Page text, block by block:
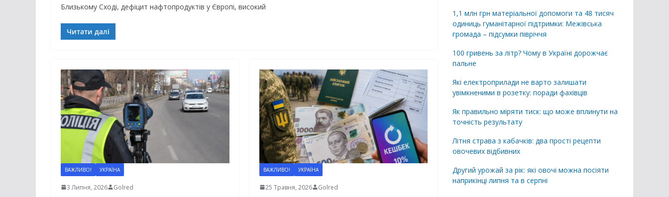
Близькому Сході, дефіцит нафтопродуктів у Європі, високий
Читати далі
ВАЖЛИВО! УКРАЇНА
3 Липня, 2026 Golred
ВАЖЛИВО! УКРАЇНА
25 Травня, 2026 Golred
1,1 млн грн матеріальної допомоги та 48 тисяч
одиниць гуманітарної підтримки: Межівська
громада – підсумки півріччя
100 гривень за літр? Чому в Україні дорожчає
пальне
Які електроприлади не варто залишати
увімкненими в розетку: поради фахівців
Як правильно міряти тиск: що може вплинути на
точність результату
Літня страва з кабачків: два прості рецепти
овочевих відбивних
Другий урожай за рік: які овочі можна посіяти
наприкінці липня та в серпні